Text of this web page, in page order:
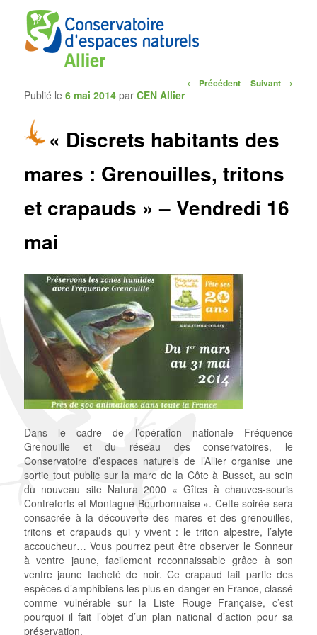
CEN Allier
Navigation
← Précédent Suivant →
« Discrets habitants des
mares : Grenouilles, tritons
et crapauds » – Vendredi 16
mai
Publié le6 mai 2014 parCEN Allier
Dans le cadre de l’opération nationale Fréquence
Grenouille et du réseau des conservatoires, le
Conservatoire d’espaces naturels de l’Allier organise une
sortie tout public sur la mare de la Côte à Busset, au sein
du nouveau site Natura 2000 « Gîtes à chauves-souris
Contreforts et Montagne Bourbonnaise ». Cette soirée sera
consacrée à la découverte des mares et des grenouilles,
tritons et crapauds qui y vivent : le triton alpestre, l’alyte
accoucheur… Vous pourrez peut être observer le Sonneur
à ventre jaune, facilement reconnaissable grâce à son
ventre jaune tacheté de noir. Ce crapaud fait partie des
espèces d’amphibiens les plus en danger en France, classé
comme vulnérable sur la Liste Rouge Française, c’est
pourquoi il fait l’objet d’un plan national d’action pour sa
préservation.